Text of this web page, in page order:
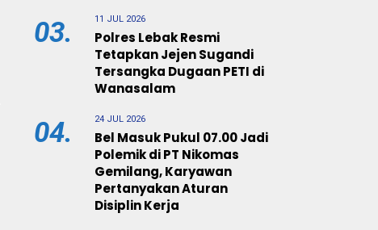
03. 11 JUL 2026
Polres Lebak Resmi
Tetapkan Jejen Sugandi
Tersangka Dugaan PETI di
Wanasalam
04. 24 JUL 2026
Bel Masuk Pukul 07.00 Jadi
Polemik di PT Nikomas
Gemilang, Karyawan
Pertanyakan Aturan
Disiplin Kerja